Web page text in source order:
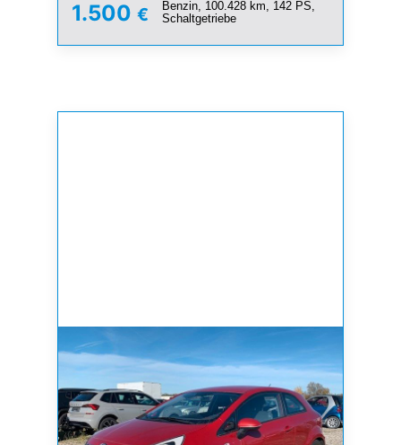
1.500 €
Benzin, 100.428 km, 142 PS,
Schaltgetriebe